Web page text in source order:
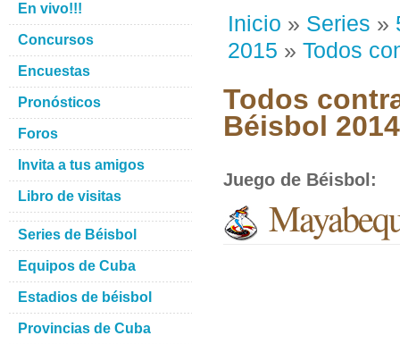
Inicio » Series »
2015 » Todos
Todos
Béisbol
Juego de Béisbol :
En vivo!!!
Concursos
Encuestas
Pronósticos
Foros
Invita a tus amigos
Libro de visitas
Series de Béisbol
Equipos de Cuba
Estadios de béisbol
Provincias de Cuba